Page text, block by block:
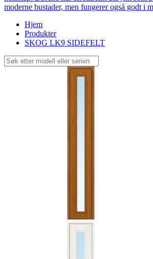
moderne bustader, men fungerer også godt i
Hjem
Produkter
SKOG LK9 SIDEFELT